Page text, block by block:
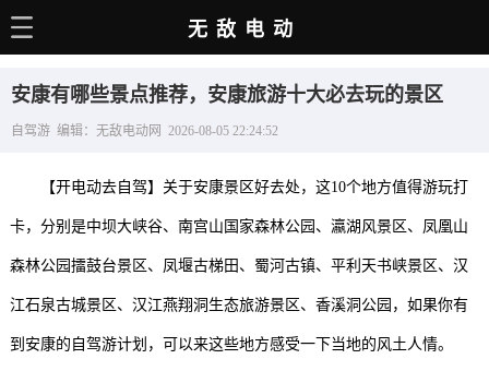
电动百科
选车推荐
充电站
用车百科
无敌电动
安康有哪些景点推荐，安康旅游十大必去玩的景区
自驾游 编辑：无敌电动网 2026-08-05 22:24:52
【开电动去自驾】关于安康景区好去处，这10个地方值得游玩打
卡，分别是中坝大峡谷、南宫山国家森林公园、瀛湖风景区、凤凰山
森林公园擂鼓台景区、凤堰古梯田、蜀河古镇、平利天书峡景区、汉
江石泉古城景区、汉江燕翔洞生态旅游景区、香溪洞公园，如果你有
到安康的自驾游计划，可以来这些地方感受一下当地的风土人情。